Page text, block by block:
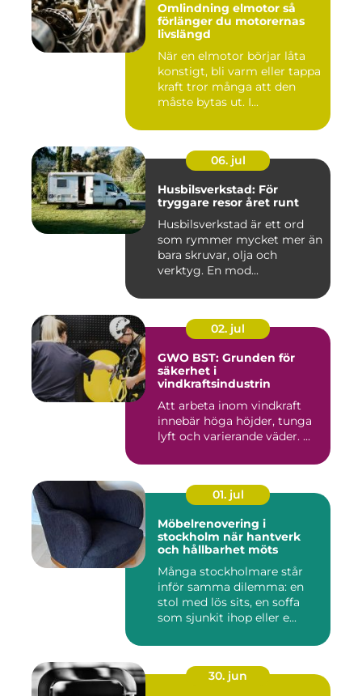
Omlindning elmotor så
förlänger du motorernas
livslängd
När en elmotor börjar låta
konstigt, bli varm eller tappa
kraft tror många att den
måste bytas ut. I...
06. jul
Husbilsverkstad: För
tryggare resor året runt
Husbilsverkstad är ett ord
som rymmer mycket mer än
bara skruvar, olja och
verktyg. En mod...
02. jul
GWO BST: Grunden för
säkerhet i
vindkraftsindustrin
Att arbeta inom vindkraft
innebär höga höjder, tunga
lyft och varierande väder. ...
01. jul
Möbelrenovering i
stockholm när hantverk
och hållbarhet möts
Många stockholmare står
inför samma dilemma: en
stol med lös sits, en soffa
som sjunkit ihop eller e...
30. jun